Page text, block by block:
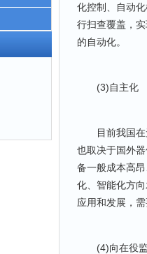
化控制、自动
行扫查覆盖，
的自动化。
(3)自主化
目前我国在无
也取决于国外
备一般成本高
化、智能化方
应用和发展，
(4)向在役监